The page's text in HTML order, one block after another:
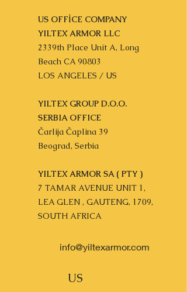
US OFFİCE COMPANY
YILTEX ARMOR LLC
2339th Place Unit A, Long
Beach CA 90803
LOS ANGELES / US
YILTEX GROUP D.O.O.
SERBIA OFFICE
Čarlija Čaplina 39
Beograd, Serbia
YILTEX ARMOR SA ( PTY )
7 TAMAR AVENUE UNIT 1,
LEA GLEN , GAUTENG, 1709,
SOUTH AFRICA
info@yiltexarmor.com
US